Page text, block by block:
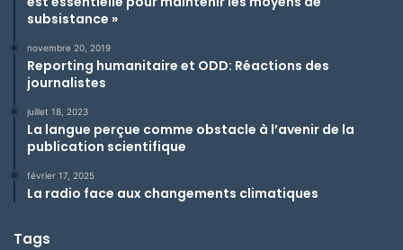
subsistance »
novembre 20, 2019
Reporting humanitaire et ODD: Réactions des
journalistes
juillet 18, 2023
La langue perçue comme obstacle à l’avenir de la
publication scientifique
février 17, 2025
La radio face aux changements climatiques
Tags